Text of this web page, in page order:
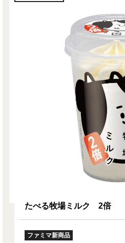
たべる牧場ミルク 2倍
ファミマ新商品